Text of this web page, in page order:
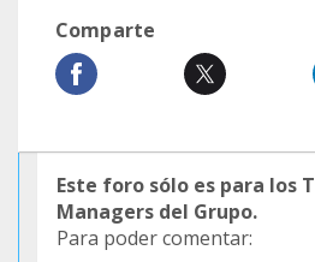
Comparte
Este foro sólo es para los
Managers del Grupo.
Para poder comentar: